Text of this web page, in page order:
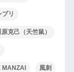
プリ
原克己（天竺鼠）
MANZAI 風刺